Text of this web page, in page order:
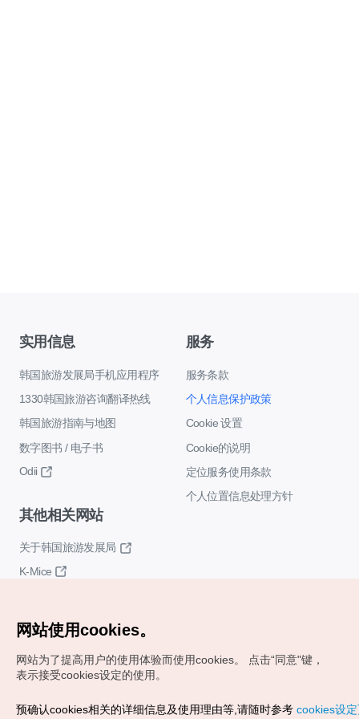
实用信息
韩国旅游发展局手机应用程序
1330韩国旅游咨询翻译热线
韩国旅游指南与地图
数字图书 / 电子书
Odii
服务
服务条款
个人信息保护政策
Cookie 设置
Cookie的说明
定位服务使用条款
个人位置信息处理方针
其他相关网站
关于韩国旅游发展局
K-Mice
Copyrights (c) 韩国旅游发展局版权所有
网站使用cookies。
网站为了提高用户的使用体验而使用cookies。
点击“同意"键，
表示接受cookies设定的使用。
预确认cookies相关的详细信息及使用理由等,请随时参考 cookies设